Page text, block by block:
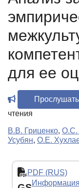
для ее
чтения
В.В. Гриценко, О.С.
Усубян, О.Е.
PDF (RUS)
Информация